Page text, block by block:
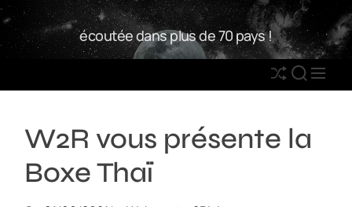
S
k
i
W
2
R
écoutée dans plus de 70 pays !
S
h
ff
l
S
E
R
C
M
E
U
W2R vous présente la
Boxe Thaï